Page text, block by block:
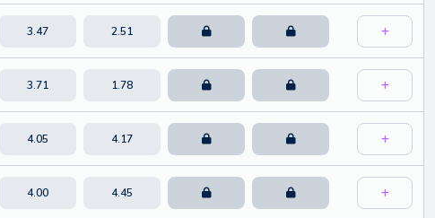
3.47 2.51
3.71 1.78
4.05 4.17
4.00 4.45